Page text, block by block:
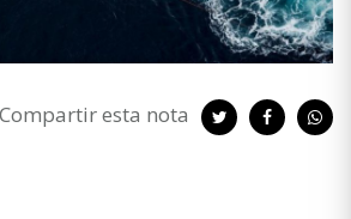
Compartir esta nota